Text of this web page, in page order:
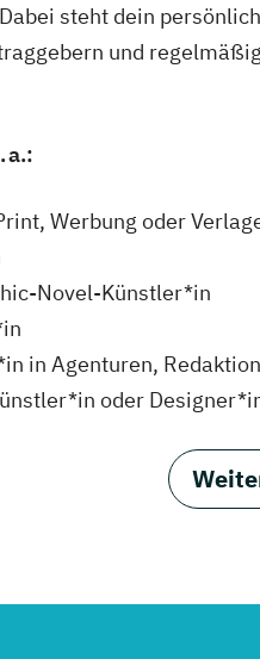
steht dein
und
a.:
Werbung oder
Novel-Künstler*in
in Agenturen,
oder